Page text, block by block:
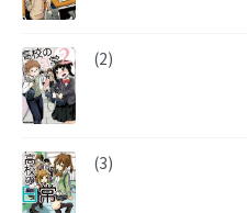
(2)
(3)